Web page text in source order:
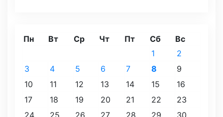
Пн Вт Ср Чт Пт Сб Вс
1
2
3
4 5 6 7 8
9
10
11 12 13 14 15
16
17
18 19 20 21 22
23
24
25 26 27 28 29
30